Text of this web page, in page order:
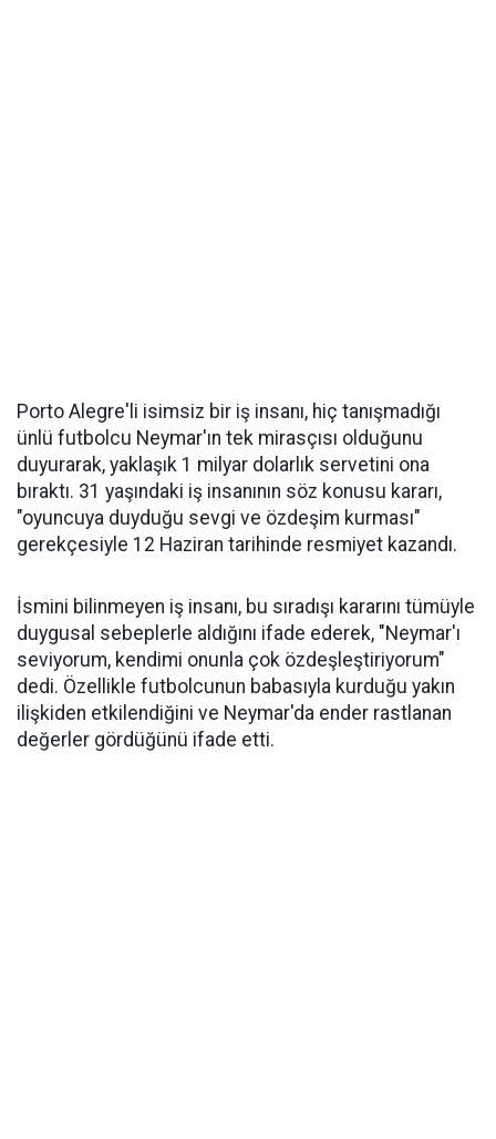
Porto Alegre'li isimsiz bir iş insanı, hiç tanışmadığı
ünlü futbolcu Neymar'ın tek mirasçısı olduğunu
duyurarak, yaklaşık 1 milyar dolarlık servetini ona
bıraktı. 31 yaşındaki iş insanının söz konusu kararı,
"oyuncuya duyduğu sevgi ve özdeşim kurması"
gerekçesiyle 12 Haziran tarihinde resmiyet kazandı.
İsmini bilinmeyen iş insanı, bu sıradışı kararını tümüyle
duygusal sebeplerle aldığını ifade ederek, "Neymar'ı
seviyorum, kendimi onunla çok özdeşleştiriyorum"
dedi. Özellikle futbolcunun babasıyla kurduğu yakın
ilişkiden etkilendiğini ve Neymar'da ender rastlanan
değerler gördüğünü ifade etti.